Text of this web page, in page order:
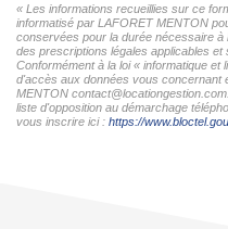
« Les informations recueillies sur ce
informatisé par LAFORET MENTON
conservées pour la durée nécessaire à
des prescriptions légales applicables
Conformément à la loi « informatique
d'accès aux données vous concernant
MENTON
liste d'opposition au démarchage
vous inscrire ici : https://